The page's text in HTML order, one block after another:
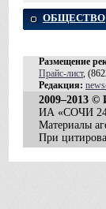
ОБЩЕСТВО
Размещение
Прайс-лист,
Редакция:
2009–2013
ИА «СОЧИ
Материалы
При